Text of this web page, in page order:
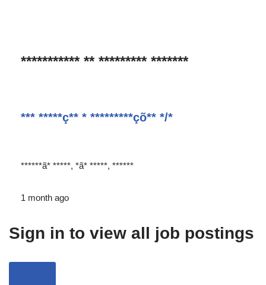
*********** ** ********* *******
*** *****ç** * *********çõ** */*
******ã* *****, *ã* *****, ******
1 month ago
Sign in to view all job postings